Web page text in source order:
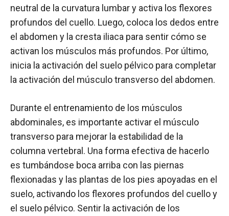
neutral de la curvatura lumbar y activa los flexores
profundos del cuello. Luego, coloca los dedos entre
el abdomen y la cresta iliaca para sentir cómo se
activan los músculos más profundos. Por último,
inicia la activación del suelo pélvico para completar
la activación del músculo transverso del abdomen.
Durante el entrenamiento de los músculos
abdominales, es importante activar el músculo
transverso para mejorar la estabilidad de la
columna vertebral. Una forma efectiva de hacerlo
es tumbándose boca arriba con las piernas
flexionadas y las plantas de los pies apoyadas en el
suelo, activando los flexores profundos del cuello y
el suelo pélvico. Sentir la activación de los